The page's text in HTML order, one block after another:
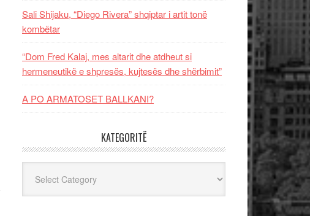
Sali Shijaku, “Diego Rivera” shqiptar i artit tonë
kombëtar
“Dom Fred Kalaj, mes altarit dhe atdheut si
hermeneutikë e shpresës, kujtesës dhe shërbimit”
A PO ARMATOSET BALLKANI?
KATEGORITË